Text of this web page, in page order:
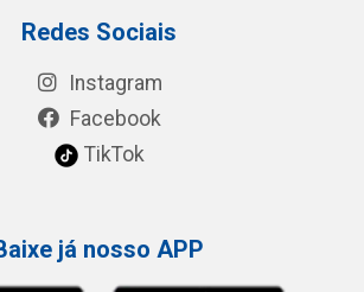
Redes Sociais
Instagram
Facebook
TikTok
já nosso APP